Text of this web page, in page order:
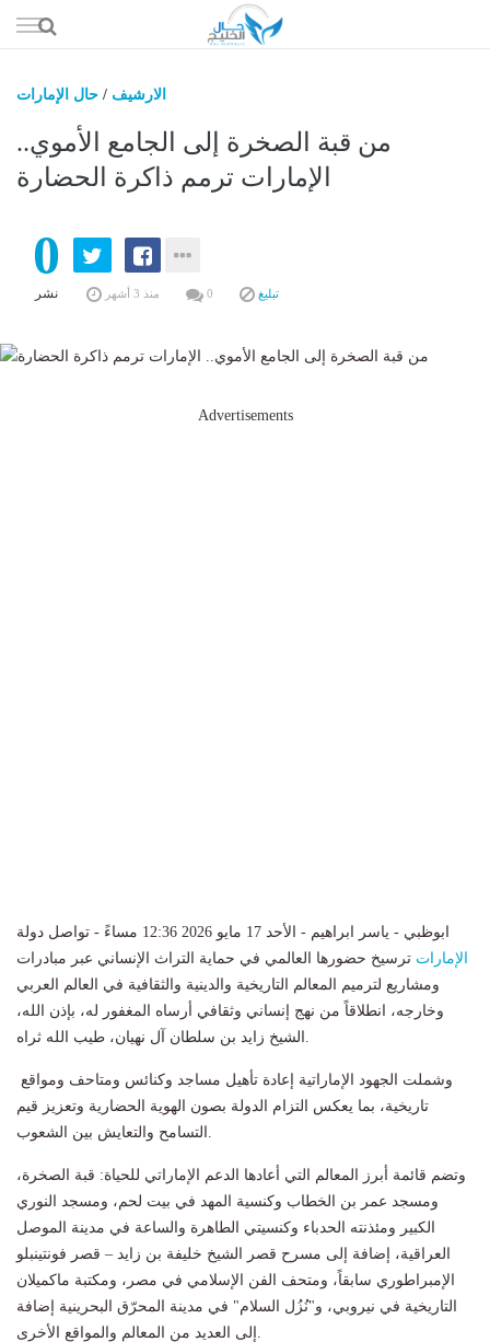
الى
الارشيف / حال الإمارات
من قبة الصخرة إلى الجامع الأموي..
الإمارات ترمم ذاكرة الحضارة
0
نشر منذ 3 أشهر 0 تبليغ
Advertisements
ابوظبي - ياسر ابراهيم - الأحد 17 مايو 2026 12:36 مساءً - تواصل دولة
الإمارات ترسيخ حضورها العالمي في حماية التراث الإنساني عبر مبادرات
ومشاريع لترميم المعالم التاريخية والدينية والثقافية في العالم العربي
وخارجه، انطلاقاً من نهج إنساني وثقافي أرساه المغفور له، بإذن الله،
تاريخية، بما يعكس التزام الدولة بصون الهوية الحضارية وتعزيز قيم
وتضم قائمة أبرز المعالم التي أعادها الدعم الإماراتي للحياة: قبة الصخرة،
ومسجد عمر بن الخطاب وكنسية المهد في بيت لحم، ومسجد النوري
الكبير ومئذنته الحدباء وكنسيتي الطاهرة والساعة في مدينة الموصل
العراقية، إضافة إلى مسرح قصر الشيخ خليفة بن زايد – قصر فونتينبلو
الإمبراطوري سابقاً، ومتحف الفن الإسلامي في مصر، ومكتبة ماكميلان
التاريخية في نيروبي، و"نُزُل السلام" في مدينة المحرّق البحرينية إضافة
حال
حال الثقافة والفن